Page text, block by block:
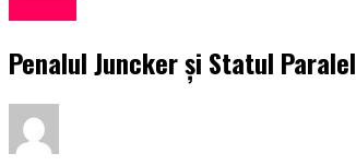
Penalul Juncker și Statul Paralel